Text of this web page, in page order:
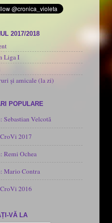
2017/2018
Liga I
și amicale (la zi)
POPULARE
Sebastian Velcotă
2017
Remi Ochea
Mario Contra
2016
VĂ LA